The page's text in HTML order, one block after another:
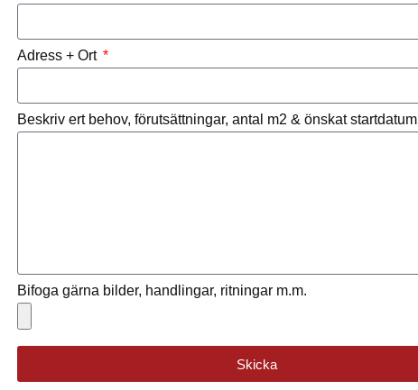
Adress + Ort
Beskriv ert behov, förutsättningar, antal m2 & önskat startdatum
Bifoga gärna bilder, handlingar, ritningar m.m.
Skicka